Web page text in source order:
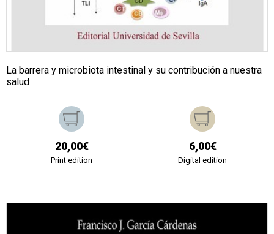
La barrera y microbiota intestinal y su contribución a nuestra
salud
20,00€
Print edition
6,00€
Digital edition